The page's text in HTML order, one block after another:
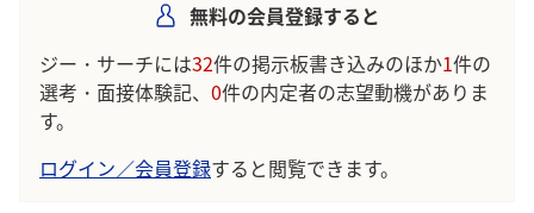
無料の会員登録すると
ジー・サーチには32件の掲示板書き込みのほか1件の
選考・面接体験記、 0件の内定者の志望動機がありま
す。
ログイン／会員登録すると閲覧できます。